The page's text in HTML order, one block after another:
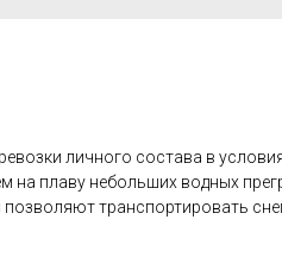
личного состава в
на плаву небольших водных
транспортировать